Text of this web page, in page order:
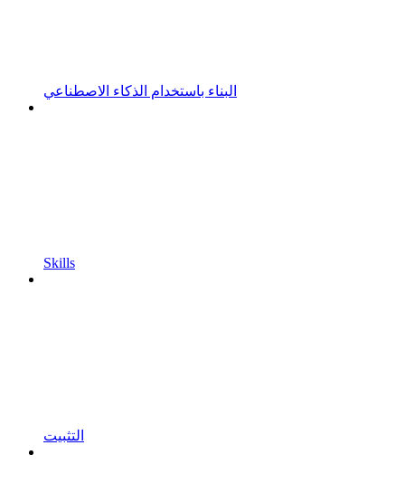
البناء باستخدام الذكاء الاصطناعي
Skills
التثبيت